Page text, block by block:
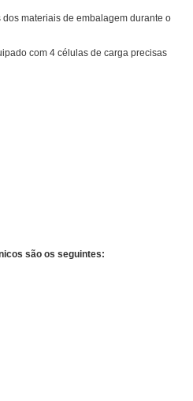
materiais de embalagem durante o
com 4 células de carga precisas
são os seguintes: